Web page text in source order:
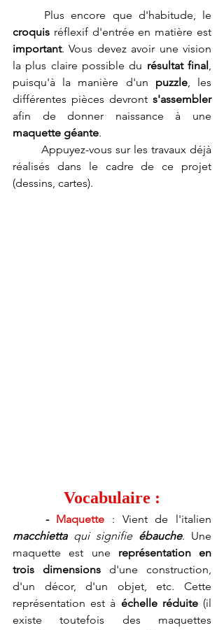
croquis
important. Vous devez avoir une vision
la plus claire possible du résultat final,
puisqu'à la manière d'un puzzle, les
différentes pièces devront s'assembler
maquette géante.
réalisés dans le cadre de ce projet
(dessins, cartes).
Vocabulaire :
- Maquette : Vient d
macchietta qui signifie ébauche. Une
maquette est une représentation en
trois dimensions d'une construction,
d'un décor, d'un objet, etc. Cette
représentation est à échelle réduite (il
existe toutefois des maquettes